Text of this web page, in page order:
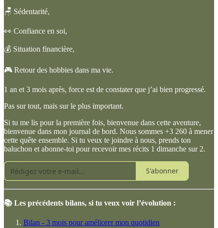
🪑 Sédentarité,
👀 Confiance en soi,
💰 Situation financière,
🎮 Retour des hobbies dans ma vie.
1 an et 3 mois après, force est de constater que j’ai bien progressé.
Pas sur tout, mais sur le plus important.
Si tu me lis pour la première fois, bienvenue dans cette aventure,
bienvenue dans mon journal de bord. Nous sommes +3 260 à mener
cette quête ensemble. Si tu veux te joindre à nous, prends ton
baluchon et abonne-toi pour recevoir mes récits 1 dimanche sur 2.
S'abonner
📚 Les précédents bilans, si tu veux voir l’évolution :
Bilan - 3 mois pour améliorer mon quotidien